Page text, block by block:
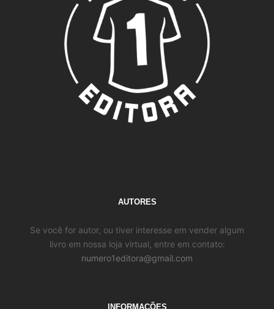
AUTORES
Se você for autor, ou tiver interesse em vender algum
livro em nossa loja virtual, entre em contato:
numero1editora@gmail.com
INFORMAÇÕES